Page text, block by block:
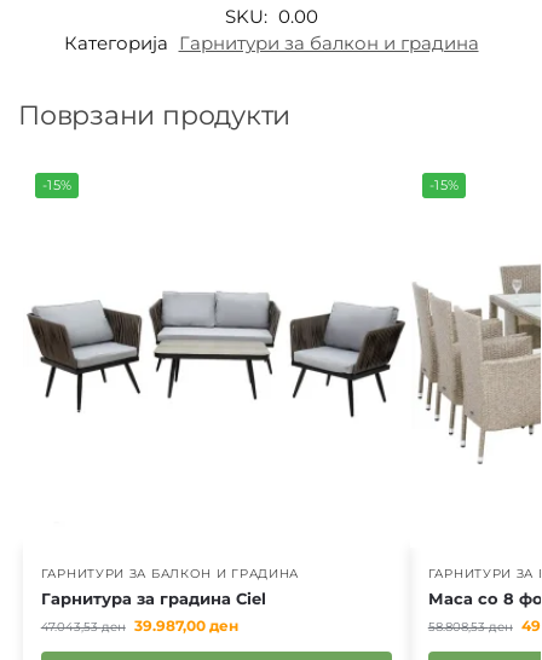
SKU: 0.00
Категорија Гарнитури за балкон и градина
Поврзани продукти
-15%
ГАРНИТУРИ ЗА БАЛКОН И ГРАДИНА
Гарнитура за градина Ciel
47.043,53ден 39.987,00 ден
-15%
ГАРНИТУРИ
Маса со 8
58.808,53ден